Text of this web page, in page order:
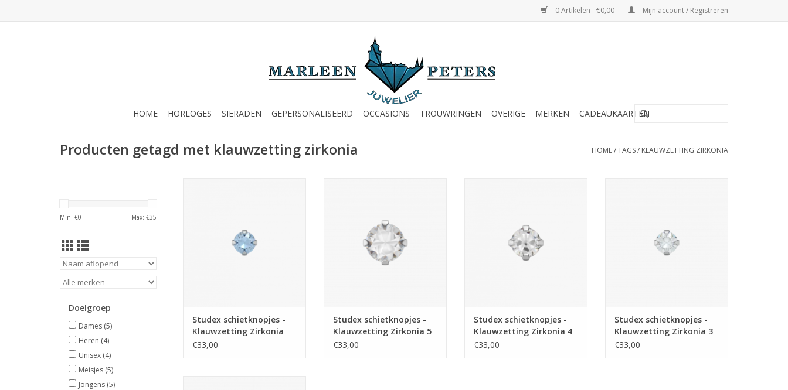
0 Artikelen - €0,00 Mijn account / Registreren
HOME HORLOGES SIERADEN GEPERSONALISEERD OCCASIONS TROUWRINGEN OVERIGE MERKEN CADEAUKAARTEN
Producten getagd met klauwzetting zirkonia HOME/TAGS/ KLAUWZETTING ZIRKONIA
Min: €0 Max: €35
Doelgroep
Dames (5)
Heren (4)
Unisex (4)
Meisjes (5)
Jongens (5)
Studex schietknopjes -
Klauwzetting Zirkonia
blauw 3 mm - 7512-0103
€33,00
TOEVOEGEN AAN WINKELWAGEN
Studex schietknopjes -
Klauwzetting Zirkonia 5
mm - 7592-0100 (123)
€33,00
TOEVOEGEN AAN WINKELWAGEN
Studex schietknopjes -
Klauwzetting Zirkonia 4
mm - 7522-0100 (113)
€33,00
Studex schietknopjes -
Klauwzetting Zirkonia 3
mm - 7512-0100 (111)
€33,00